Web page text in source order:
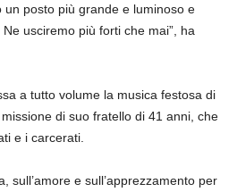
un posto più grande e luminoso e
usciremo più forti che mai”, ha
a tutto volume la musica festosa di
di suo fratello di 41 anni, che
e i carcerati.
sull’amore e sull’apprezzamento per